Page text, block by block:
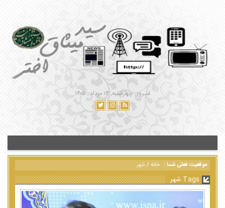
امـروز : چهارشنبه, ۱۴ مرداد , ۱۴۰۵
موقعیت فعلی شما : خانه/ شهر
Tags شهر